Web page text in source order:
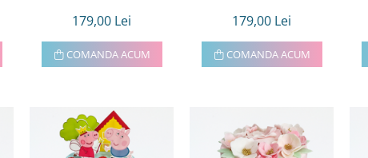
179,00 Lei
COMANDA ACUM
179,00 Lei
COMANDA ACUM